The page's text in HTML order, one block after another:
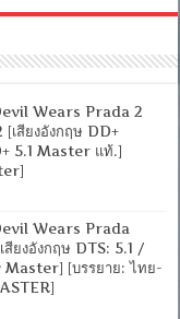
Wears Prada 2
[เสียงอังกฤษ DD+
5.1 Master แท้.]
Wears Prada
สียงอังกฤษ DTS: 5.1 /
[บรรยาย: ไทย-